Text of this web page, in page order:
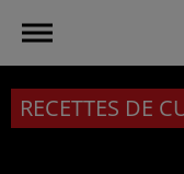
RECETTES DE